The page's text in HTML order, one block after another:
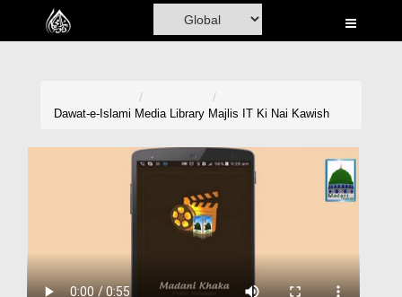
Home
Donation
Dawat-e-Islami Media Library Majlis IT Ki Nai Kawish